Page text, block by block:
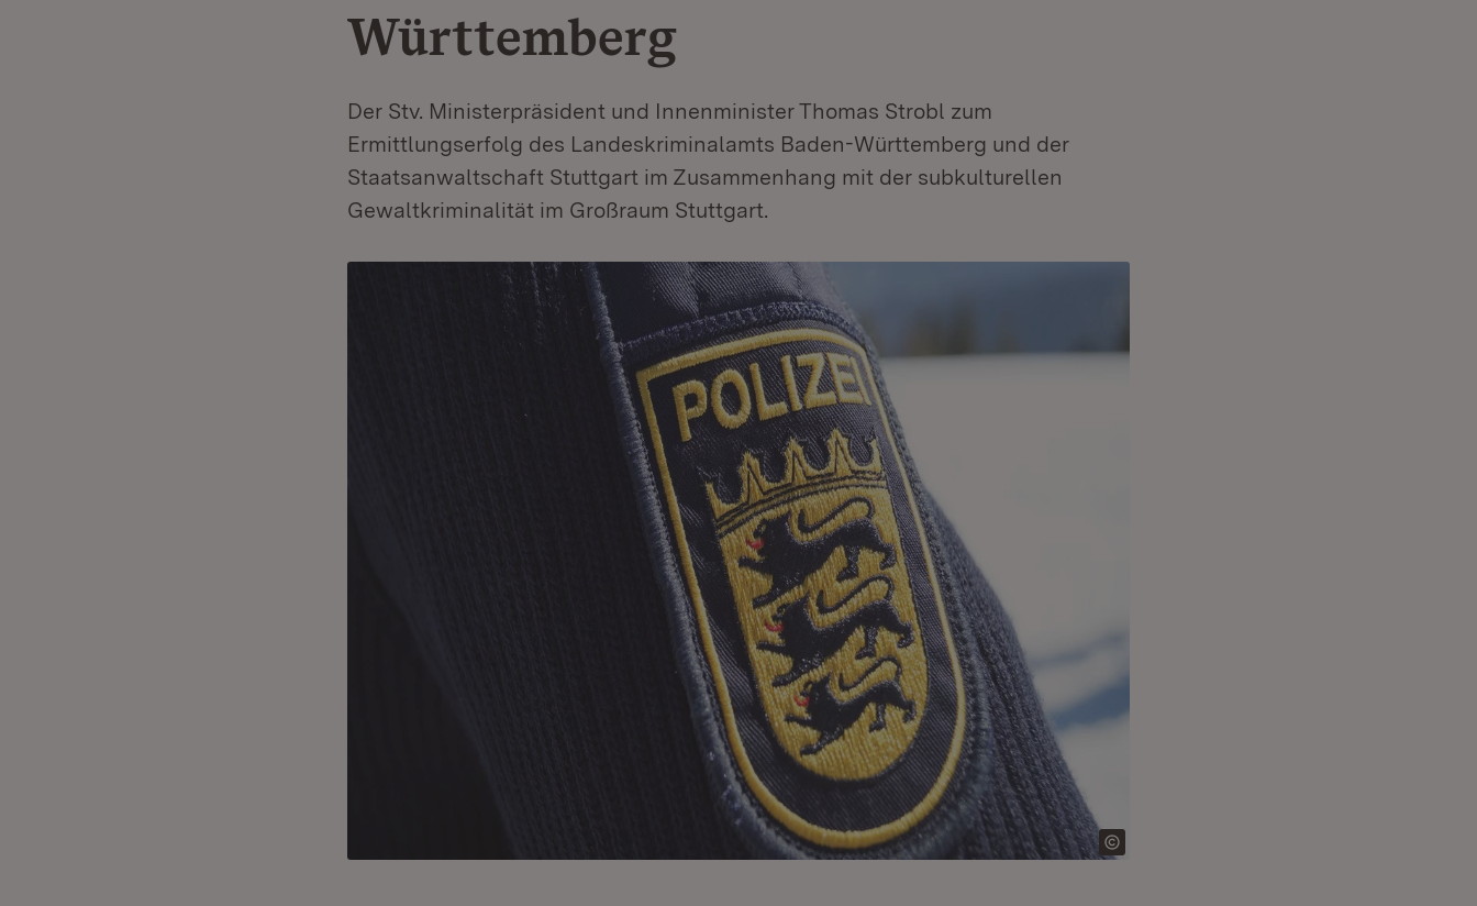
Württemberg
Der Stv. Ministerpräsident und Innenminister Thomas Strobl zum
Ermittlungserfolg des Landeskriminalamts Baden-Württemberg und der
Staatsanwaltschaft Stuttgart im Zusammenhang mit der subkulturellen
Gewaltkriminalität im Großraum Stuttgart.